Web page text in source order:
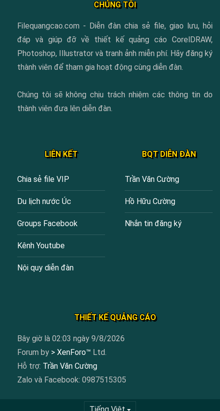
CHÚNG TÔI
Filequangcao.com - Diễn đàn chia sẻ file, giao lưu, hỏi
đáp và giúp đỡ về thiết kế quảng cáo CorelDRAW,
Photoshop, Illustrator và tranh ảnh miễn phí. Hãy đăng ký
thành viên để tham gia hoạt động cùng diễn đàn.
Chúng tôi sẽ không chịu trách nhiệm các thông tin do
thành viên đưa lên diễn đàn.
LIÊN KẾT
Chia sẻ file VIP
Du lịch nước Úc
Groups Facebook
Kênh Youtube
Nội quy diễn đàn
BQT DIỄN ĐÀN
Trần Văn Cường
Hồ Hữu Cường
Nhắn tin đăng ký
THIẾT KẾ QUẢNG CÁO
Bây giờ là 02:03 ngày 9/8/2026
Forum by > XenForo™ Ltd.
Hỗ trợ: Trần Văn Cường
Zalo và Facebook: 0987515305